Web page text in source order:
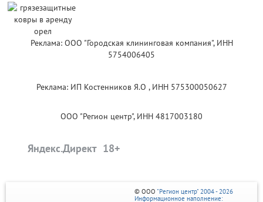
Реклама: ООО "Городская клининговая компания", ИНН
5754006405
Реклама: ИП Костенников Я.О , ИНН 575300050627
ООО "Регион центр", ИНН 4817003180
Яндекс.Директ
© ООО "Регион центр" 2004 - 2026
Информационное наполнение: